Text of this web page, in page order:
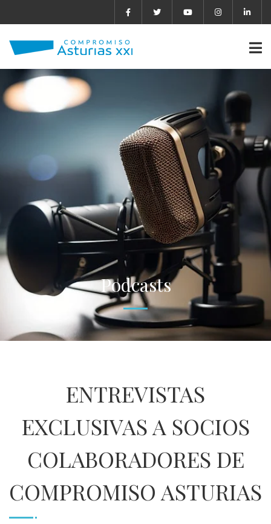
Podcasts
ENTREVISTAS
EXCLUSIVAS A SOCIOS
COLABORADORES DE
COMPROMISO ASTURIAS